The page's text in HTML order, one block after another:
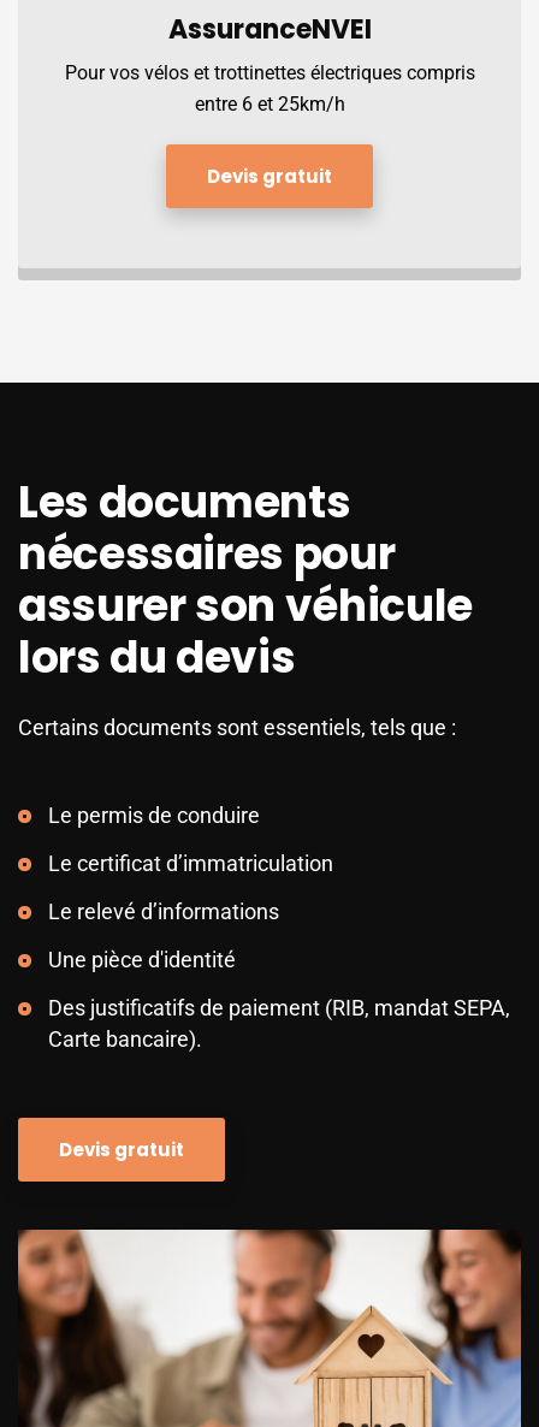
AssuranceNVEI
Pour vos vélos et trottinettes électriques compris
entre 6 et 25km/h
Devis gratuit
Les documents
nécessaires pour
assurer son véhicule
lors du devis
Certains documents sont essentiels, tels que :
Le permis de conduire
Le certificat d’immatriculation
Le relevé d’informations
Une pièce d'identité
Des justificatifs de paiement (RIB, mandat SEPA,
Carte bancaire).
Devis gratuit